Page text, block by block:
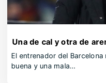
Una de cal y otra de
El entrenador del
buena y una mala…